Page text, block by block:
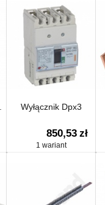
Wyłącznik Dpx3
850,53 zł
1 wariant